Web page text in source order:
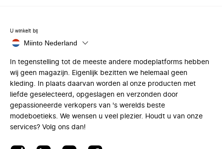
U winkelt bij
Miinto Nederland
In tegenstelling tot de meeste andere modeplatforms hebben
wij geen magazijn. Eigenlijk bezitten we helemaal geen
kleding. In plaats daarvan worden al onze producten met
liefde geselecteerd, opgeslagen en verzonden door
gepassioneerde verkopers van 's werelds beste
modeboetieks. We wensen u veel plezier. Houdt u van onze
services? Volg ons dan!